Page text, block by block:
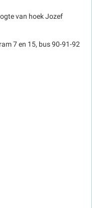
van hoek Jozef
7 en 15, bus 90-91-92